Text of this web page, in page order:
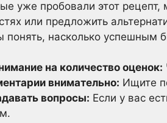
уже пробовали этот
или предложить
понять, насколько успешным
на количество оценок:
внимательно: Ищите
вопросы: Если у вас